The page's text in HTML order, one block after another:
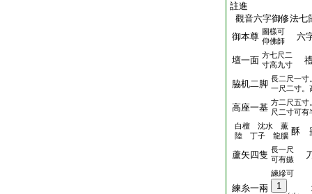
註進
觀音六字御修法七
御本尊 圖樣可
仰佛師
六
壇一面 方七尺二
寸高九寸
脇机二脚 長二尺一寸
一尺二寸。
高座一基 方二尺五寸
尺二寸可有
白檀 沈水 薫
陸 丁子 龍腦 酥
蘆矢四隻 長一尺
可有鏃
練糸一兩
練縿可
1